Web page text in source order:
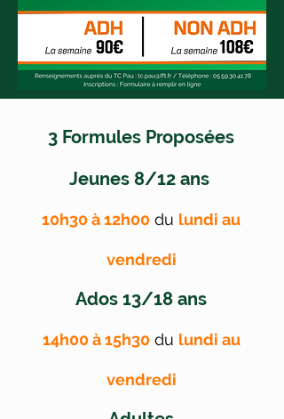
3 Formules Proposées
Jeunes 8/12 ans
10h30 à 12h00 du lundi au
vendredi
Ados 13/18 ans
14h00 à 15h30 du lundi au
vendredi